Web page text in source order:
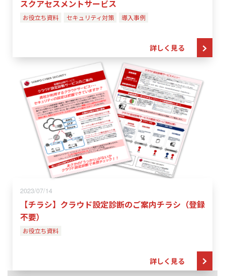
スクアセスメントサービス
お役立ち資料 セキュリティ対策 導入事例
詳しく見る
2023/07/14
【チラシ】クラウド設定診断のご案内チラシ（登録
不要）
お役立ち資料
詳しく見る